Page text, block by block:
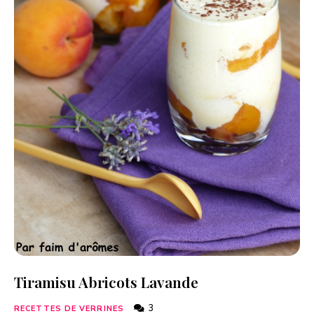
Tiramisu Abricots Lavande
RECETTES DE VERRINES 3